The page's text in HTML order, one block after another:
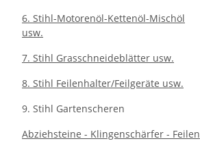
6. Stihl-Motorenöl-Kettenöl-Mischöl
usw.
7. Stihl Grasschneideblätter usw.
8. Stihl Feilenhalter/Feilgeräte usw.
9. Stihl Gartenscheren
Abziehsteine - Klingenschärfer - Feilen